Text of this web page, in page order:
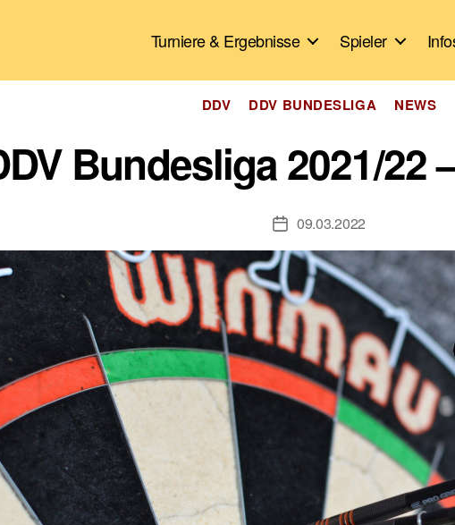
Turniere & Ergebnisse Spieler
Kategorien
DDV DDV BUNDESLIGA NEWS
Bundesliga 2021/22
Veröffentlichungsdatum
09.03.2022